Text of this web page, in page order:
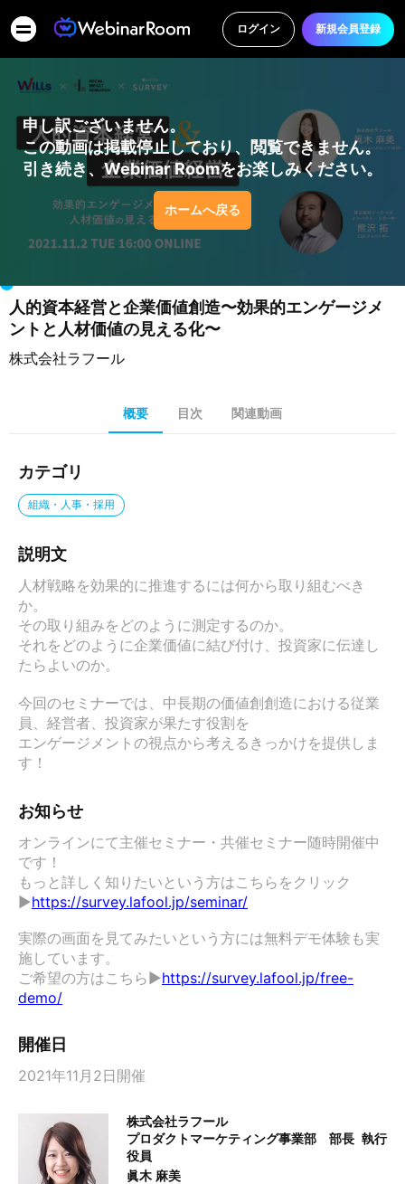
ログイン 新規会員登録
申し訳ございません。
この動画は掲載停止しており、閲覧できません。
引き続き、Webinar Roomをお楽しみください。
ホームへ戻る
人的資本経営と企業価値創造〜効果的エンゲージメ
ントと人材価値の見える化〜
株式会社ラフール
概要 目次 関連動画
カテゴリ
組織・人事・採用
説明文
人材戦略を効果的に推進するには何から取り組むべき
か。
その取り組みをどのように測定するのか。
それをどのように企業価値に結び付け、投資家に伝達し
たらよいのか。
今回のセミナーでは、中長期の価値創創造における従業
員、経営者、投資家が果たす役割を
エンゲージメントの視点から考えるきっかけを提供しま
す！
お知らせ
オンラインにて主催セミナー・共催セミナー随時開催中
です！
もっと詳しく知りたいという方はこちらをクリック
▶https://survey.lafool.jp/seminar/
実際の画面を見てみたいという方には無料デモ体験も実
施しています。
ご希望の方はこちら▶https://survey.lafool.jp/free-
demo/
開催日
2021年11月2日開催
株式会社ラフール
プロダクトマーケティング事業部 部長 執行
役員
眞木 麻美